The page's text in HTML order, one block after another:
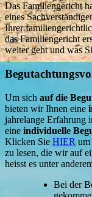
Das Familiengericht
eines
Ihrer
das Familiengericht
weiter geht und was
Um sich auf die
bieten wir Ihnen eine
jahrelange Erfahrung
eine individuelle
Klicken Sie HIER um
zu lesen, die wir auf
heisst es unter
Bei der